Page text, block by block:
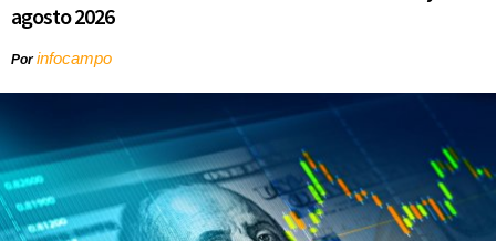
agosto 2026
Porinfocampo